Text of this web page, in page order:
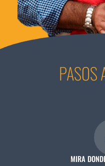
PASOS
MIRA